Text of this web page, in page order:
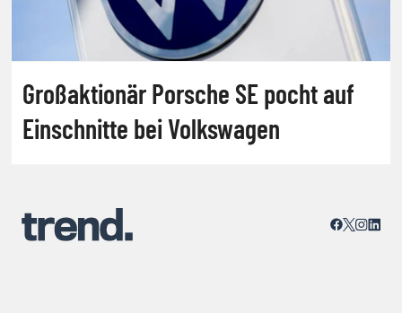
Großaktionär Porsche SE pocht auf
Einschnitte bei Volkswagen